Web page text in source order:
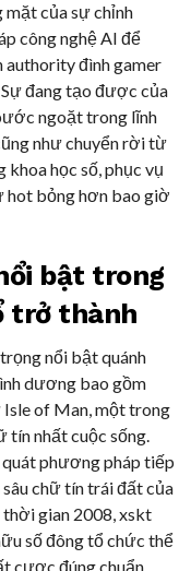
của sự chỉnh
công nghệ AI để
authority đình gamer
đang tạo được của
ngoặt trong lĩnh
như chuyển rời từ
khoa học số, phục vụ
hot bỏng hơn bao giờ
bật trong
trở thành
nổi bật quánh
dương bao gồm
of Man, một trong
tín nhất cuộc sống.
phương pháp tiếp
chữ tín trái đất của
gian 2008, xskt
số đông tổ chức thể
cược đúng chuẩn